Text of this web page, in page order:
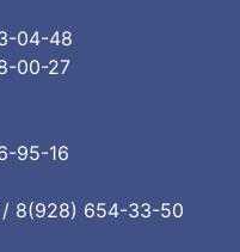
04-48
00-27
95-16
8(928) 654-33-50